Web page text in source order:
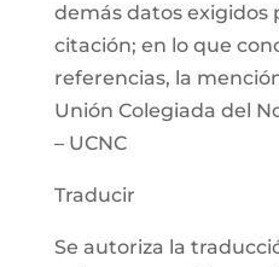
demás datos exigidos
citación; en lo que
referencias, la
Unión Colegiada del
– UCNC
Traducir
Se autoriza la